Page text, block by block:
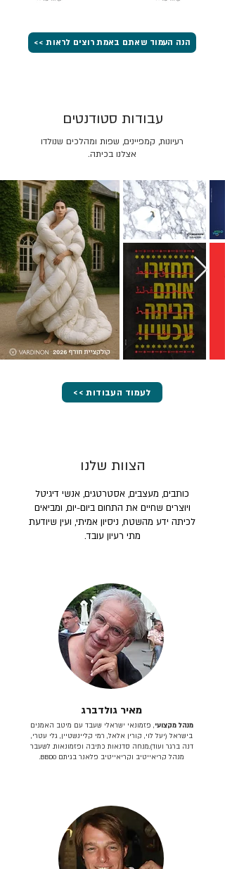
הנה העמוד שאתם באמת רוצים לראות >>
רעיונות, קמפיינים, שפות ומהלכים שנולדו
אצלנו בכיתה.
עבודות סטודנטים
<< לעמוד העבודות
הצוות שלנו
כותבים, מעצבים, אסטרטגים, אנשי דיגיטל
ויוצרים שחיים את התחום ביום-יום, ומביאים
לכיתה ידע מהשטח, ניסיון אמיתי, ועין שיודעת
מתי רעיון עובד.
מאיר גולדברג
מנהל מקצועי, פזמונאי ישראלי שעבד עם מיטב האמנים
בישראל (יעל לוי, קורין אלאל, רמי קליינשטיין, גלי עטרי,
דנה ברגר ועוד).מנחה סדנאות כתיבה ופזמונאות. לשעבר
מנהל קריאייטיב וקריאייטיב פלאנר בגיתם BBDO.